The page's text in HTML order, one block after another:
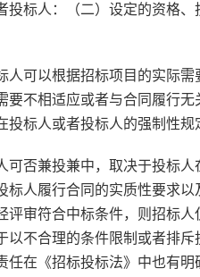
投标人：（二）设定的资格
人可以根据招标项目的实际
要不相适应或者与合同履行
标人或者投标人的强制性规
可否兼投兼中，取决于投标
标人履行合同的实质性要求
评审符合中标条件，则招标
以不合理的条件限制或者排
任在《招标投标法》中也有